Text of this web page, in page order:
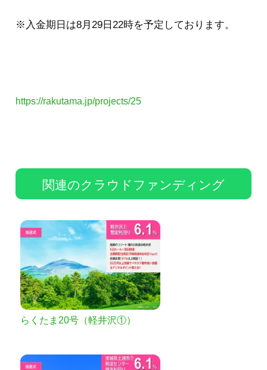
※入金期日は8月29日22時を予定しております。
https://rakutama.jp/projects/25
関連のクラウドファンディング
らくたま20号（軽井沢①）